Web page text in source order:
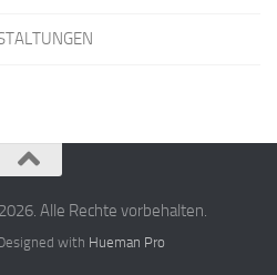
Alle Rechte vorbehalten.
with Hueman Pro